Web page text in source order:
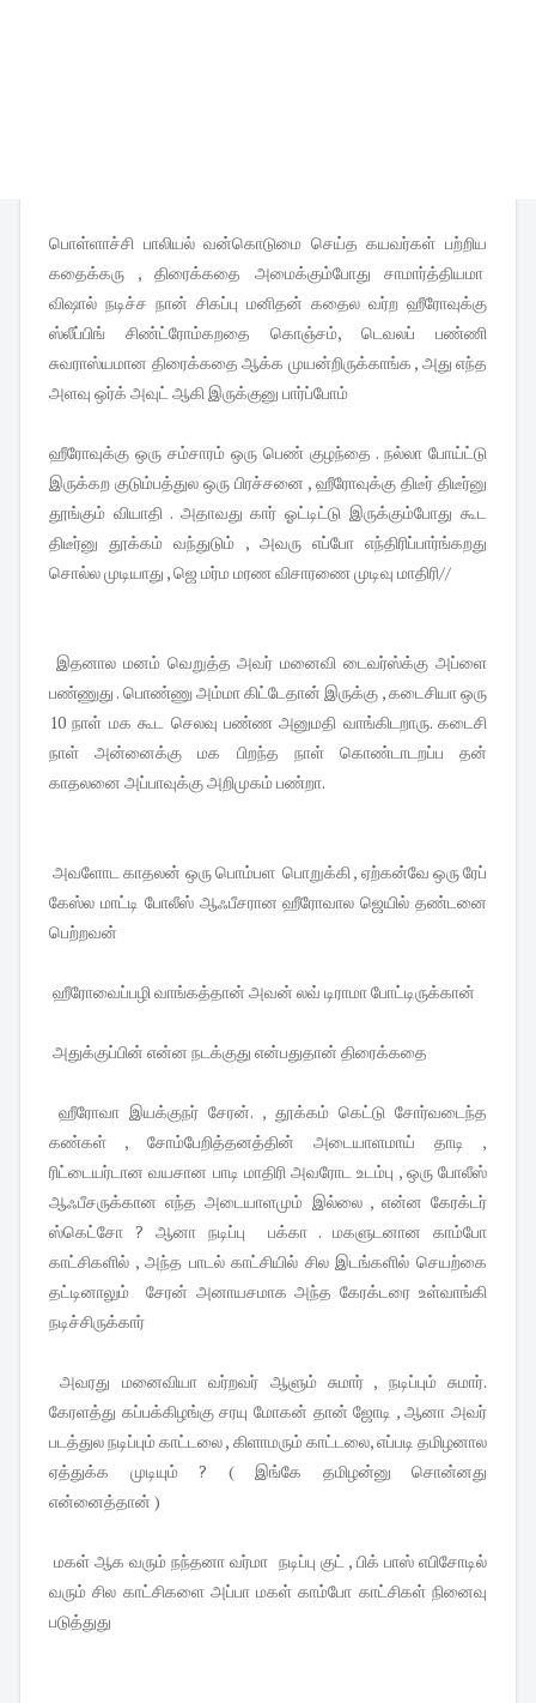
பொள்ளாச்சி பாலியல் வன்கொடுமை செய்த கயவர்கள் பற்றிய
கதைக்கரு , திரைக்கதை அமைக்கும்போது சாமார்த்தியமா
விஷால் நடிச்ச நான் சிகப்பு மனிதன் கதைல வர்ற ஹீரோவுக்கு
ஸ்லீப்பிங் சிண்ட்ரோம்கறதை கொஞ்சம், டெவலப் பண்ணி
சுவராஸ்யமான திரைக்கதை ஆக்க முயன்றிருக்காங்க , அது எந்த
அளவு ஒர்க் அவுட் ஆகி இருக்குனு பார்ப்போம்
ஹீரோவுக்கு ஒரு சம்சாரம் ஒரு பெண் குழந்தை . நல்லா போய்ட்டு
இருக்கற குடும்பத்துல ஒரு பிரச்சனை , ஹீரோவுக்கு திடீர் திடீர்னு
தூங்கும் வியாதி . அதாவது கார் ஓட்டிட்டு இருக்கும்போது கூட
திடீர்னு தூக்கம் வந்துடும் , அவரு எப்போ எந்திரிப்பார்ங்கறது
சொல்ல முடியாது , ஜெ மர்ம மரண விசாரணை முடிவு மாதிரி//
இதனால மனம் வெறுத்த அவர் மனைவி டைவர்ஸ்க்கு அப்ளை
பண்ணுது . பொண்ணு அம்மா கிட்டேதான் இருக்கு , கடைசியா ஒரு
10 நாள் மக கூட செலவு பண்ண அனுமதி வாங்கிடறாரு. கடைசி
நாள் அன்னைக்கு மக பிறந்த நாள் கொண்டாடறப்ப தன்
காதலனை அப்பாவுக்கு அறிமுகம் பண்றா.
அவளோட காதலன் ஒரு பொம்பள பொறுக்கி , ஏற்கன்வே ஒரு ரேப்
கேஸ்ல மாட்டி போலீஸ் ஆஃபீசரான ஹீரோவால ஜெயில் தண்டனை
பெற்றவன்
ஹீரோவைப்பழி வாங்கத்தான் அவன் லவ் டிராமா போட்டிருக்கான்
அதுக்குப்பின் என்ன நடக்குது என்பதுதான் திரைக்கதை
ஹீரோவா இயக்குநர் சேரன். , தூக்கம் கெட்டு சோர்வடைந்த
கண்கள் , சோம்பேறித்தனத்தின் அடையாளமாய் தாடி ,
ரிட்டையர்டான வயசான பாடி மாதிரி அவரோட உடம்பு , ஒரு போலீஸ்
ஆஃபீசருக்கான எந்த அடையாளமும் இல்லை , என்ன கேரக்டர்
ஸ்கெட்சோ ? ஆனா நடிப்பு பக்கா . மகளுடனான காம்போ
காட்சிகளில் , அந்த பாடல் காட்சியில் சில இடங்களில் செயற்கை
தட்டினாலும் சேரன் அனாயசமாக அந்த கேரக்டரை உள்வாங்கி
நடிச்சிருக்கார்
அவரது மனைவியா வர்றவர் ஆளும் சுமார் , நடிப்பும் சுமார்.
கேரளத்து கப்பக்கிழங்கு சரயு மோகன் தான் ஜோடி , ஆனா அவர்
படத்துல நடிப்பும் காட்டலை , கிளாமரும் காட்டலை, எப்படி தமிழனால
ஏத்துக்க முடியும் ? ( இங்கே தமிழன்னு சொன்னது
என்னைத்தான் )
மகள் ஆக வரும் நந்தனா வர்மா நடிப்பு குட் , பிக் பாஸ் எபிசோடில்
வரும் சில காட்சிகளை அப்பா மகள் காம்போ காட்சிகள் நினைவு
படுத்துது